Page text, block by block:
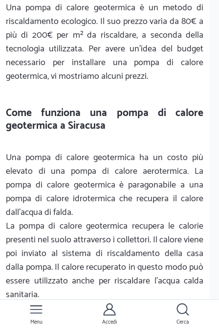
Una pompa di calore geotermica è un metodo di
riscaldamento ecologico. Il suo prezzo varia da 80€ a
più di 200€ per m² da riscaldare, a seconda della
tecnologia utilizzata. Per avere un'idea del budget
necessario per installare una pompa di calore
geotermica, vi mostriamo alcuni prezzi.
Come funziona una pompa di calore
geotermica a Siracusa
Una pompa di calore geotermica ha un costo più
elevato di una pompa di calore aerotermica. La
pompa di calore geotermica è paragonabile a una
pompa di calore idrotermica che recupera il calore
dall'acqua di falda.
La pompa di calore geotermica recupera le calorie
presenti nel suolo attraverso i collettori. Il calore viene
poi inviato al sistema di riscaldamento della casa
dalla pompa. Il calore recuperato in questo modo può
essere utilizzato anche per riscaldare l'acqua calda
sanitaria.
Per una casa monofamiliare, la temperatura catturata
è inferiore o uguale a 30 gradi. Ecco perché questa
Menu Accedi Cerca